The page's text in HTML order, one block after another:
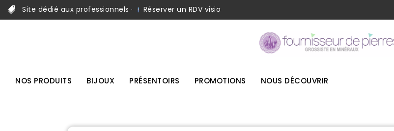
Site dédié aux professionnels · Réserver un RDV visio
NOS PRODUITS BIJOUX PRÉSENTOIRS PROMOTIONS NOUS DÉCOUVRIR